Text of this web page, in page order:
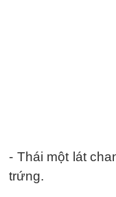
- Thái một lát
trứng.